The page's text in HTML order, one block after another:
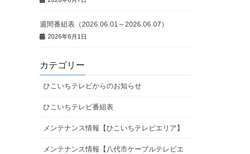
週間番組表（2026.06.01～2026.06.07）
2026年6月1日
カテゴリー
ひこいちテレビからのお知らせ
ひこいちテレビ番組表
メンテナンス情報【ひこいちテレビエリア】
メンテナンス情報【八代市ケーブルテレビエ